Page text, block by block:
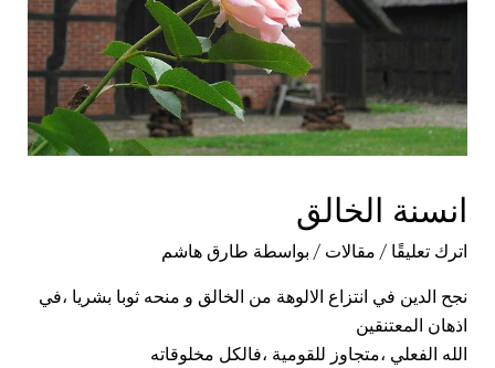
انسنة الخالق
اترك تعليقًا / مقالات / بواسطة طارق هاشم
نجح الدين في انتزاع الالوهة من الخالق و منحه ثوبا بشريا ،في
اذهان المعتنقين
الله الفعلي ،متجاوز للقومية ،فالكل مخلوقاته